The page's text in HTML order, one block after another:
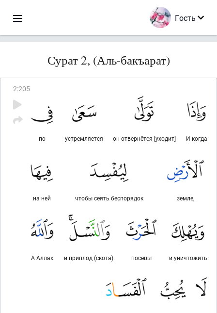
Гость
Сурат 2, (Аль-бакъарат)
2:205
И когда
он отвернётся [уходит]
устремляется
по
земле,
чтобы сеять беспорядок
на ней
и уничтожить
посевы
и приплод (скота).
А Аллах